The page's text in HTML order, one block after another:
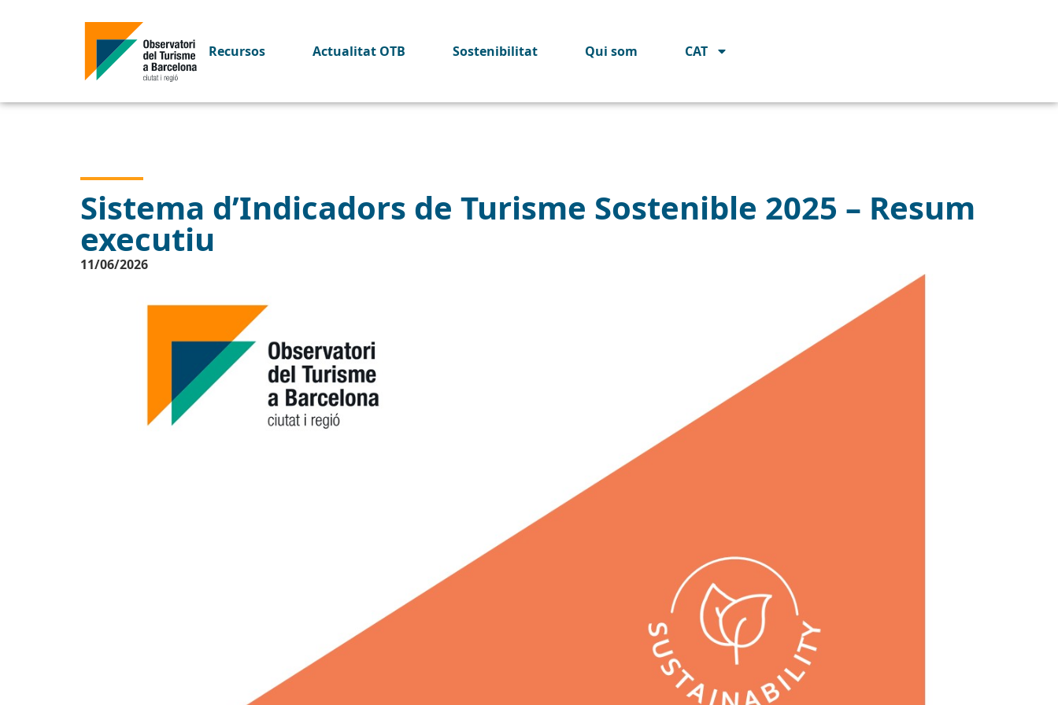
Recursos Actualitat OTB Sostenibilitat Qui som CAT
Sistema d’Indicadors de Turisme Sostenible 2025 – Resum
executiu
11/06/2026